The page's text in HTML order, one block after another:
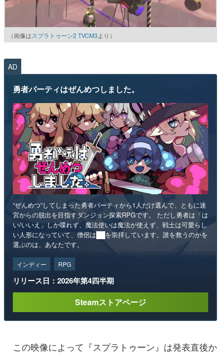
（画像はスプラトゥーン2 TVCM3より）
AD
勇者パーティはぜんめつしました。
“ぜんめつ”してしまった勇者パーティから1人だけ選んで、ともに迷
宮からの脱出を目指すダンジョン探索RPGです。 ただし勇者は「は
い/いいえ」しか喋れず、魔法使いは魔法が使えず、戦士は可愛らし
い人形になっていて、僧侶は██を崇拝しています。誰を救うのかを
選ぶのは、あなたです。
インディー RPG
リリース日：2026年第4四半期
Steamストアページ
この映像によって『スプラトゥーン』は発表直後か